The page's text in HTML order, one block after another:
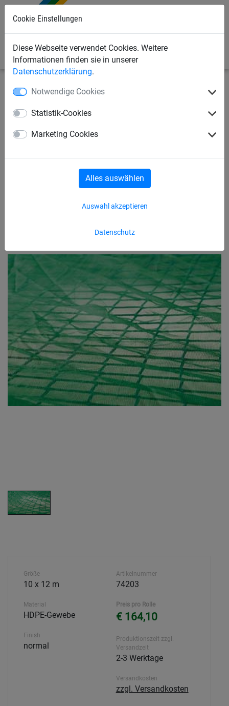
Cookie Einstellungen
Diese Webseite verwendet Cookies. Weitere
Informationen finden sie in unserer
Datenschutzerklärung.
Notwendige Cookies
Statistik-Cookies
Marketing Cookies
Datenschutz
Auswahl akzeptieren
Alles auswählen
Industrienetze
Verschiedene luftdurchlässige Planen
PE-Plane ca. 100 g/m²,
Rollengröße: 10 x 12m
Größe
10 x 12 m
Material
HDPE-Gewebe
Finish
normal
Artikelnummer
74203
Preis pro Rolle
€ 164,10
Produktionszeit zzgl.
Versandzeit
2-3 Werktage
Versandkosten
zzgl. Versandkosten